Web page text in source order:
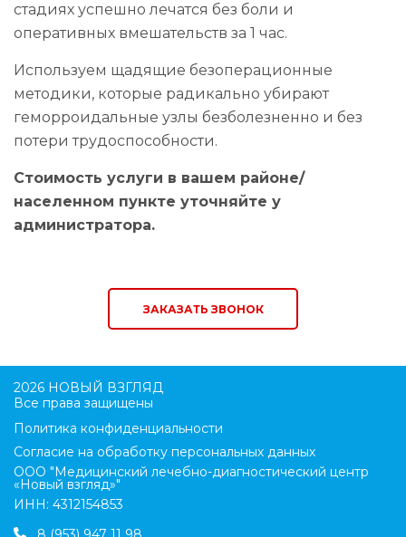
стадиях успешно лечатся без боли и
оперативных вмешательств за 1 час.
Используем щадящие безоперационные
методики, которые радикально убирают
геморроидальные узлы безболезненно и без
потери трудоспособности.
Стоимость услуги в вашем районе/
населенном пункте уточняйте у
администратора.
ЗАКАЗАТЬ ЗВОНОК
2026 НОВЫЙ ВЗГЛЯД
Все права защищены
Политика конфиденциальности
Согласие на обработку персональных данных
ООО "Медицинский лечебно-диагностический центр
«Новый взгляд»"
ИНН: 4312154853